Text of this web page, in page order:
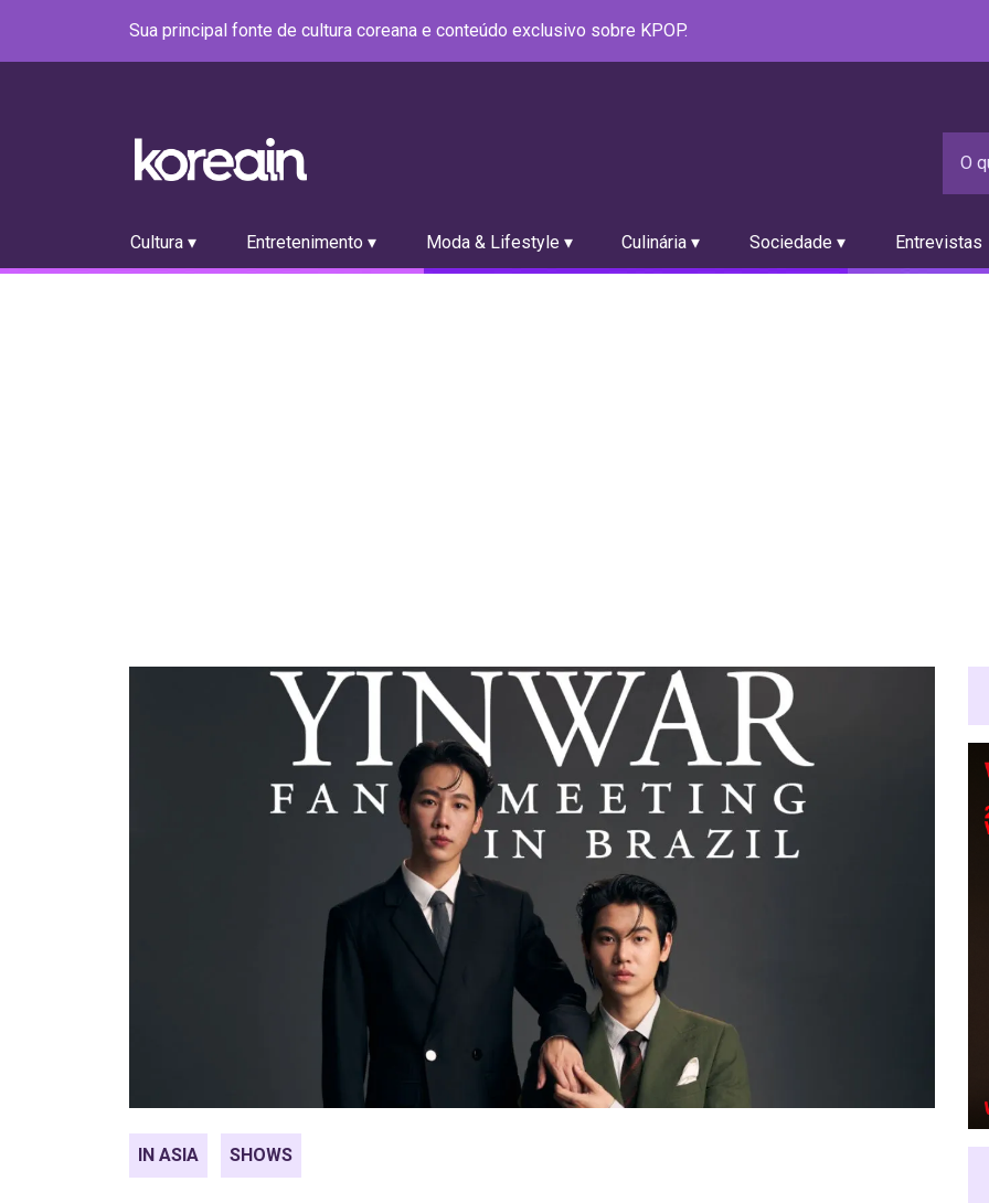
Sua principal fonte de cultura coreana e conteúdo exclusivo sobre KPOP.
Cultura ▾ Entretenimento ▾ Moda & Lifestyle ▾ Culinária ▾ Sociedade ▾ Entrevistas
IN ASIA SHOWS